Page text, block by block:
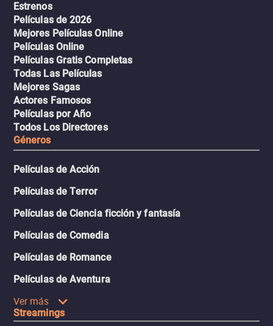
Estrenos
Películas de 2026
Mejores Películas Online
Películas Online
Películas Gratis Completas
Todas Las Películas
Mejores Sagas
Actores Famosos
Películas por Año
Todos Los Directores
Géneros
Películas de Acción
Películas de Terror
Películas de Ciencia ficción y fantasía
Películas de Comedia
Películas de Romance
Películas de Aventura
Ver más
Streamings